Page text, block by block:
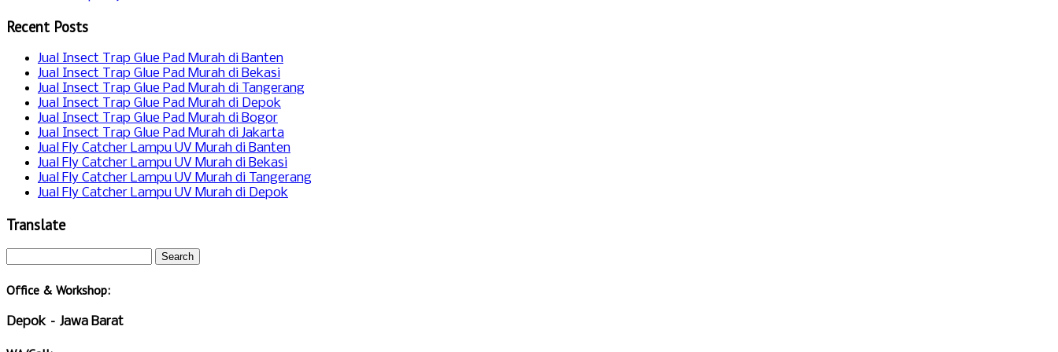
Recent Posts
Jual Insect Trap Glue Pad Murah di Banten
Jual Insect Trap Glue Pad Murah di Bekasi
Jual Insect Trap Glue Pad Murah di Tangerang
Jual Insect Trap Glue Pad Murah di Depok
Jual Insect Trap Glue Pad Murah di Bogor
Jual Insect Trap Glue Pad Murah di Jakarta
Jual Fly Catcher Lampu UV Murah di Banten
Jual Fly Catcher Lampu UV Murah di Bekasi
Jual Fly Catcher Lampu UV Murah di Tangerang
Jual Fly Catcher Lampu UV Murah di Depok
Translate
Office & Workshop:
Depok – Jawa Barat